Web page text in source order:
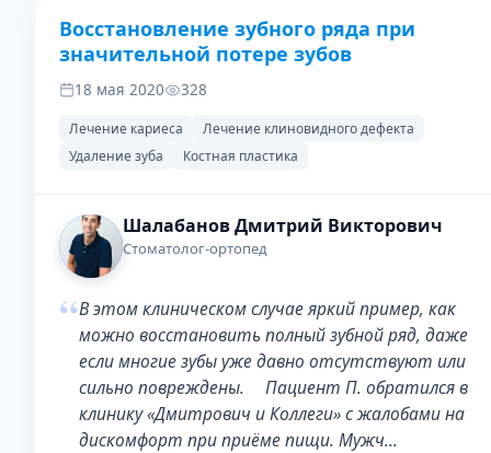
ДО
Восстановление зубного ряда при
значительной потере зубов
18 мая 2020 328
Лечение кариеса
Лечение клиновидного дефекта
Удаление зуба
Костная пластика
Шалабанов Дмитрий Викторович
Стоматолог-ортопед
“В этом клиническом случае яркий пример, как
можно восстановить полный зубной ряд, даже
если многие зубы уже давно отсутствуют или
сильно повреждены. ⠀ Пациент П. обратился в
клинику «Дмитрович и Коллеги» с жалобами на
дискомфорт при приёме пищи. Мужч…